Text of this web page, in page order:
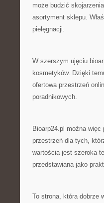
może budzić
asortyment sklepu.
pielęgnacji.
W szerszym ujęciu
kosmetyków. Dzięki
ofertowa przestrzeń
poradnikowych.
Bioarp24.pl można
przestrzeń dla tych,
wartością jest szeroka
przedstawiana jako
To strona, która dobrze